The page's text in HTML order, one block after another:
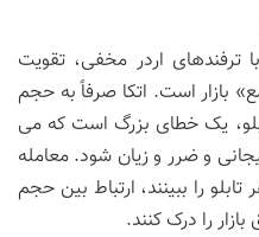
ترفندهای اردر مخفی، تقویت
بازار است. اتکا صرفاً به حجم
یک خطای بزرگ است که می
و ضرر و زیان شود. معامله
تابلو را ببینند، ارتباط بین حجم
را درک کنند.